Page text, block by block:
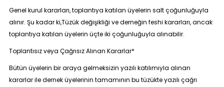
Genel kurul kararları, toplantıya katılan üyelerin salt çoğunluğuyla
alınır. Şu kadar ki,Tüzük değişikliği ve derneğin feshi kararları, ancak
toplantıya katılan üyelerin üçte iki çoğunluğuyla alınabilir.
Toplantısız veya Çağrısız Alınan Kararlar*
Bütün üyelerin bir araya gelmeksizin yazılı katılımıyla alınan
kararlar ile dernek üyelerinin tamamının bu tüzükte yazılı çağrı